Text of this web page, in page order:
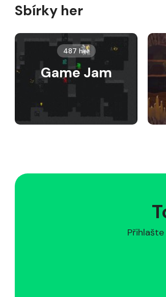
Sbírky her
487 her
Game Jam